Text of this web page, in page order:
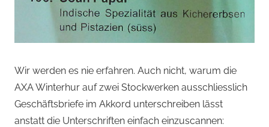
Wir werden es nie erfahren. Auch nicht, warum die
AXA Winterhur auf zwei Stockwerken ausschliesslich
Geschäftsbriefe im Akkord unterschreiben lässt
anstatt die Unterschriften einfach einzuscannen: